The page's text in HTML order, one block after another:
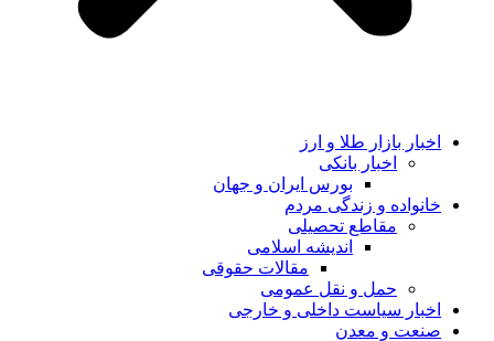
اخبار بازار طلا و ارز
اخبار بانکی
بورس ایران و جهان
خانواده و زندگی مردم
مقاطع تحصیلی
اندیشه اسلامی
مقالات حقوقی
حمل و نقل عمومی
اخبار سیاست داخلی و خارجی
صنعت و معدن